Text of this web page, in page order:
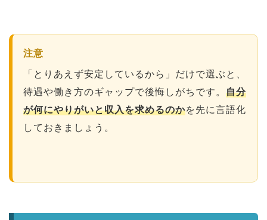
注意
「とりあえず安定しているから」だけで選ぶと、
待遇や働き方のギャップで後悔しがちです。 自分
が何にやりがいと収入を求めるのかを先に言語化
しておきましょう。